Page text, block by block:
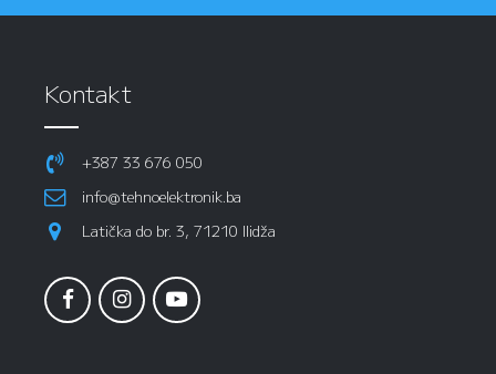
Kontakt
+387 33 676 050
info@tehnoelektronik.ba
Latička do br. 3, 71210 Ilidža